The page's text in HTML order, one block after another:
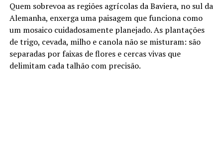
Quem sobrevoa as regiões agrícolas da Baviera, no sul da
Alemanha, enxerga uma paisagem que funciona como
um mosaico cuidadosamente planejado. As plantações
de trigo, cevada, milho e canola não se misturam: são
separadas por faixas de flores e cercas vivas que
delimitam cada talhão com precisão.